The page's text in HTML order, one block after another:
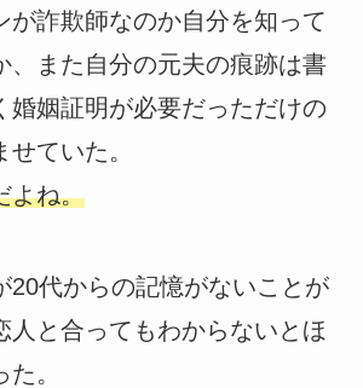
が詐欺師なのか自分を知って
、また自分の元夫の痕跡は書
婚姻証明が必要だっただけの
ていた。
よね。
20代からの記憶がないことが
人と合ってもわからないとほ
。